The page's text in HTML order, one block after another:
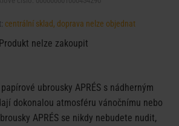
centrální sklad, doprava nelze objednat
Produkt nelze zakoupit
ubrousky APRÉS s nádherným
dokonalou atmosféru vánočnímu nebo
APRÉS se nikdy nebudete nudit,